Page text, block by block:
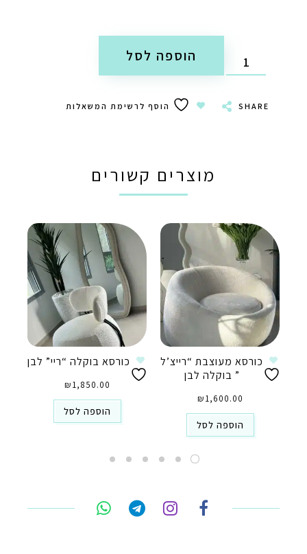
הוספה לסל
SHARE הוסף לרשימת המשאלות
מוצרים קשורים
כורסא מעוצבת “רייצ’ל
” בוקלה לבן
₪1,600.00
הוספה לסל
כורסא בוקלה “ריי” לבן
₪1,850.00
הוספה לסל